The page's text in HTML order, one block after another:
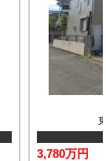
3,780万円